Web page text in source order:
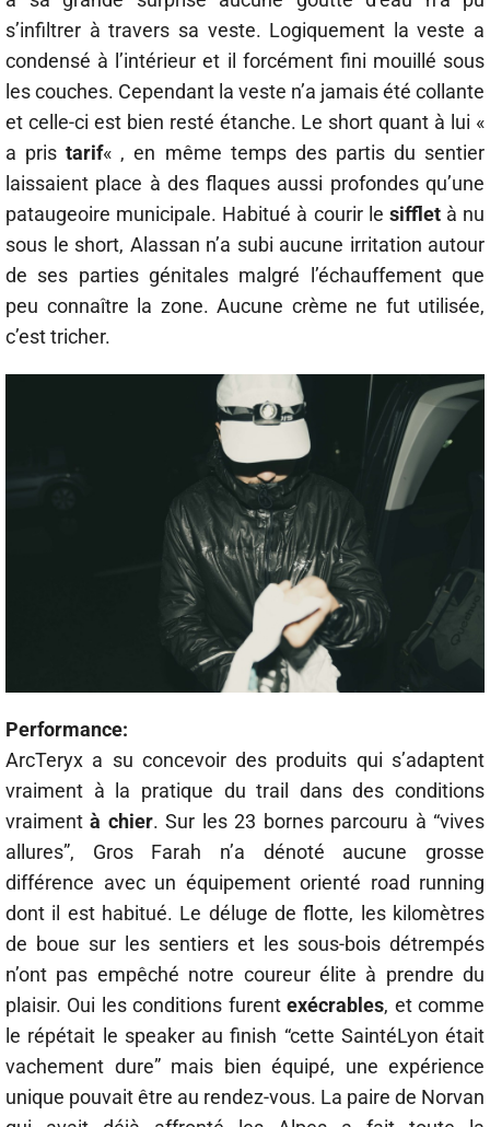
s’infiltrer à travers sa veste. Logiquement la veste a
condensé à l’intérieur et il forcément fini mouillé sous
les couches. Cependant la veste n’a jamais été collante
et celle-ci est bien resté étanche. Le short quant à lui «
a pristarif« , en même temps des partis du sentier
laissaient place à des flaques aussi profondes qu’une
pataugeoire municipale. Habitué à courir le siffletà nu
sous le short, Alassan n’a subi aucune irritation autour
de ses parties génitales malgré l’échauffement que
peu connaître la zone. Aucune crème ne fut utilisée,
c’est tricher.
Performance:
ArcTeryx a su concevoir des produits qui s’adaptent
vraiment à la pratique du trail dans des conditions
vraimentà chier. Sur les 23 bornes parcouru à “vives
allures”, Gros Farah n’a dénoté aucune grosse
différence avec un équipement orienté road running
dont il est habitué. Le déluge de flotte, les kilomètres
de boue sur les sentiers et les sous-bois détrempés
n’ont pas empêché notre coureur élite à prendre du
plaisir. Oui les conditions furentexécrables, et comme
le répétait le speaker au finish “cette SaintéLyon était
vachement dure” mais bien équipé, une expérience
unique pouvait être au rendez-vous. La paire de Norvan